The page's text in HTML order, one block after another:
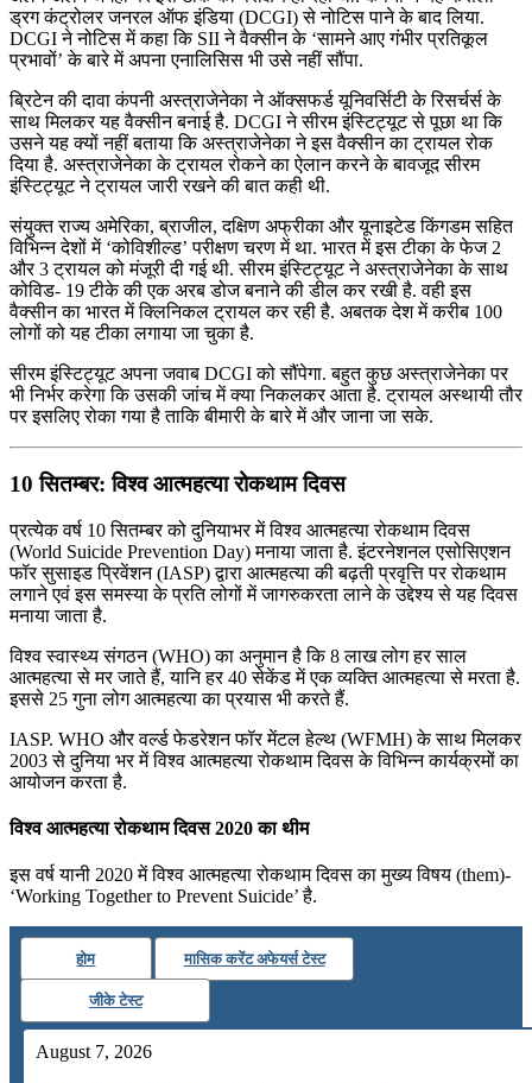
ड्रग कंट्रोलर जनरल ऑफ इंडिया (DCGI) से नोटिस पाने के बाद लिया.
DCGI ने नोटिस में कहा कि SII ने वैक्‍सीन के ‘सामने आए गंभीर प्रतिकूल
प्रभावों’ के बारे में अपना एनालिसिस भी उसे नहीं सौंपा.
ब्रिटेन की दावा कंपनी अस्‍त्राजेनेका ने ऑक्‍सफर्ड यूनिवर्सिटी के रिसर्चर्स के
साथ मिलकर यह वैक्‍सीन बनाई है. DCGI ने सीरम इंस्टिट्यूट से पूछा था कि
उसने यह क्‍यों नहीं बताया कि अस्‍त्राजेनेका ने इस वैक्‍सीन का ट्रायल रोक
दिया है. अस्‍त्राजेनेका के ट्रायल रोकने का ऐलान करने के बावजूद सीरम
इंस्टिट्यूट ने ट्रायल जारी रखने की बात कही थी.
संयुक्त राज्य अमेरिका, ब्राजील, दक्षिण अफ्रीका और यूनाइटेड किंगडम सहित
विभिन्न देशों में ‘कोविशील्‍ड’ परीक्षण चरण में था. भारत में इस टीका के फेज 2
और 3 ट्रायल को मंजूरी दी गई थी. सीरम इंस्टिट्यूट ने अस्‍त्राजेनेका के साथ
कोविड- 19 टीके की एक अरब डोज बनाने की डील कर रखी है. वही इस
वैक्‍सीन का भारत में क्लिनिकल ट्रायल कर रही है. अबतक देश में करीब 100
लोगों को यह टीका लगाया जा चुका है.
सीरम इंस्टिट्यूट अपना जवाब DCGI को सौंपेगा. बहुत कुछ अस्‍त्राजेनेका पर
भी निर्भर करेगा कि उसकी जांच में क्‍या निकलकर आता है. ट्रायल अस्‍थायी तौर
पर इसलिए रोका गया है ताकि बीमारी के बारे में और जाना जा सके.
10 सितम्बर: विश्व आत्महत्या रोकथाम दिवस
प्रत्येक वर्ष 10 सितम्बर को दुनियाभर में विश्व आत्महत्या रोकथाम दिवस
(World Suicide Prevention Day) मनाया जाता है. इंटरनेशनल एसोसिएशन
फॉर सुसाइड प्रिवेंशन (IASP) द्वारा आत्महत्या की बढ़ती प्रवृत्ति पर रोकथाम
लगाने एवं इस समस्या के प्रति लोगों में जागरुकरता लाने के उद्देश्य से यह दिवस
मनाया जाता है.
विश्व स्वास्थ्य संगठन (WHO) का अनुमान है कि 8 लाख लोग हर साल
आत्महत्या से मर जाते हैं, यानि हर 40 सेकेंड में एक व्यक्ति आत्महत्या से मरता है.
इससे 25 गुना लोग आत्महत्या का प्रयास भी करते हैं.
IASP. WHO और वर्ल्ड फेडरेशन फॉर मेंटल हेल्थ (WFMH) के साथ मिलकर
2003 से दुनिया भर में विश्व आत्महत्या रोकथाम दिवस के विभिन्न कार्यक्रमों का
आयोजन करता है.
विश्व आत्महत्या रोकथाम दिवस 2020 का थीम
इस वर्ष यानी 2020 में विश्व आत्महत्या रोकथाम दिवस का मुख्य विषय (them)-
‘Working Together to Prevent Suicide’ है.
होम मासिक करेंट अफेयर्स टेस्ट
जीके टेस्ट
August 7, 2026